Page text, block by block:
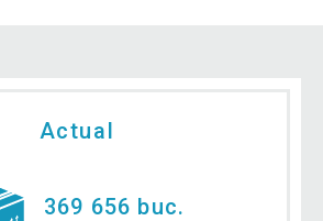
Actual
369 656 buc.